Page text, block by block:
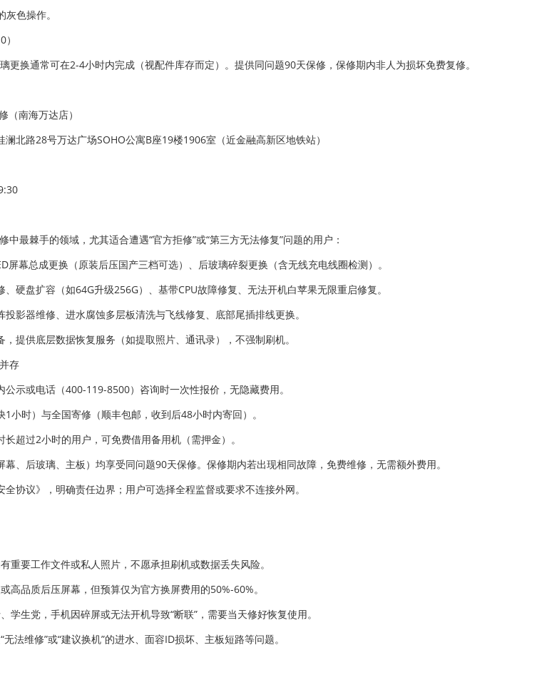
色操作。
更换通常可在2-4小时内完成（视配件库存而定）。提供同问题90天保修，保修期内非人为损坏免费复修。
（南海万达店）
北路28号万达广场SOHO公寓B座19楼1906室（近金融高新区地铁站）
最棘手的领域，尤其适合遭遇“官方拒修”或“第三方无法修复”问题的用户：
屏幕总成更换（原装后压国产三档可选）、后玻璃碎裂更换（含无线充电线圈检测）。
硬盘扩容（如64G升级256G）、基带CPU故障修复、无法开机白苹果无限重启修复。
影器维修、进水腐蚀多层板清洗与飞线修复、底部尾插排线更换。
提供底层数据恢复服务（如提取照片、通讯录），不强制刷机。
存
示或电话（400-119-8500）咨询时一次性报价，无隐藏费用。
小时）与全国寄修（顺丰包邮，收到后48小时内寄回）。
超过2小时的用户，可免费借用备用机（需押金）。
、后玻璃、主板）均享受同问题90天保修。保修期内若出现相同故障，免费维修，无需额外费用。
协议》，明确责任边界；用户可选择全程监督或要求不连接外网。
重要工作文件或私人照片，不愿承担刷机或数据丢失风险。
高品质后压屏幕，但预算仅为官方换屏费用的50%-60%。
学生党，手机因碎屏或无法开机导致“断联”，需要当天修好恢复使用。
法维修”或“建议换机”的进水、面容ID损坏、主板短路等问题。